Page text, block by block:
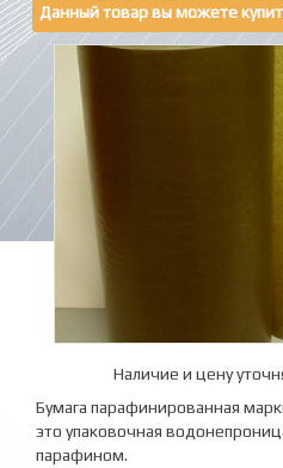
Данный товар вы можете
Наличие и цену
Бумага парафинированная
это упаковочная
парафином.